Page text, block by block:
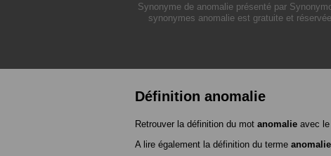
Synonyme de anomalie présenté par
synonymes anomalie est gratuite et
Définition anomalie
Retrouver la définition du mot anomalie avec
A lire également la définition du terme anomalie